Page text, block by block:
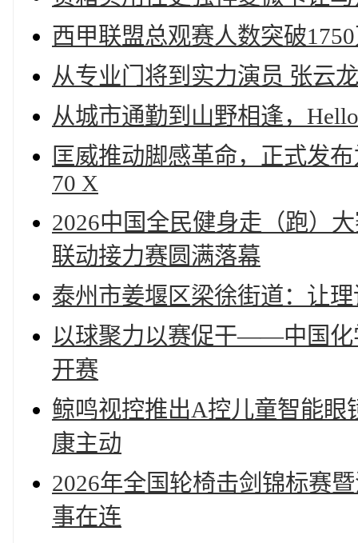
西甲联盟总观赛人数突破
从专业门将到实力演员 张云
从城市通勤到山野相逢，
匡威推动脚感革命，正式发
70 X
2026中国全民健身走（跑）
联动接力赛圆满落幕
泰州市姜堰区梁徐街道：让
以球聚力以赛促干——中国化
开赛
鲸鸣视控推出A控儿童智能眼
康主动
2026年全国轮椅击剑锦标赛
事在连